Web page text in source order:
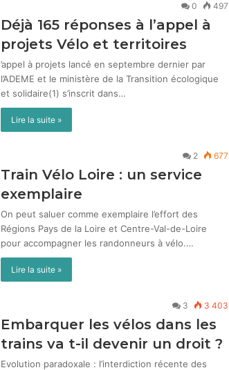
0 497
Déjà 165 réponses à l’appel à
projets Vélo et territoires
’appel à pro­jets lancé en sep­tem­bre dernier par
l’ADEME et le min­istère de la Tran­si­tion écologique
et sol­idaire(1) s’inscrit dans…
Lire la suite »
2 677
Train Vélo Loire : un service
exemplaire
On peut saluer comme exem­plaire l’effort des
Régions Pays de la Loire et Cen­tre-Val-de-Loire
pour accom­pa­g­n­er les ran­don­neurs à vélo.…
Lire la suite »
3 3 403
Embarquer les vélos dans les
trains va t-il devenir un droit ?
Evo­lu­tion para­doxale : l’interdiction récente des